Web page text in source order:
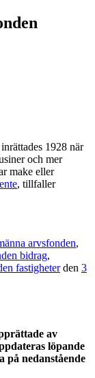
inrättades 1928 när
och mer
make eller
, tillfaller
arvsfonden,
bidrag,
fastigheterden 3
av
löpande
på nedanstående